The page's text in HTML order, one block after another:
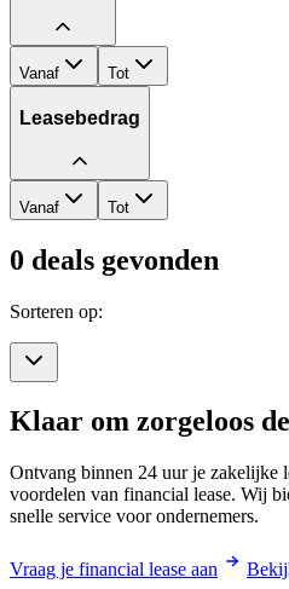
Vanaf Tot
Leasebedrag
Vanaf Tot
0 deals gevonden
Sorteren op:
Klaar om zorgeloos
Ontvang binnen 24 uur je zakelijke
voordelen van financial lease. Wij
snelle service voor ondernemers.
Vraag je financial lease aan